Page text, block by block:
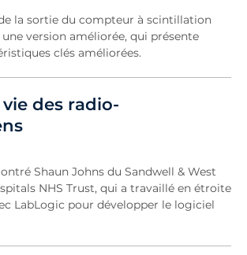
la sortie du compteur à scintillation
une version améliorée, qui présente
clés améliorées.
des radio-
Shaun Johns du Sandwell & West
NHS Trust, qui a travaillé en étroite
LabLogic pour développer le logiciel